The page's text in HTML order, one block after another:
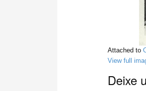
Attached to
View full
Deixe